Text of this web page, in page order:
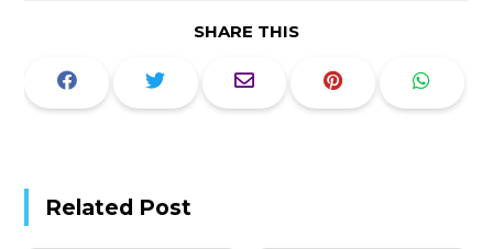
SHARE THIS
Related Post